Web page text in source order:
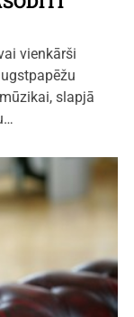
vienkārši
slapjā